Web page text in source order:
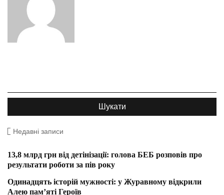
Недавні записи
13,8 млрд грн від детінізації: голова БЕБ розповів про
результати роботи за пів року
Одинадцять історій мужності: у Журавному відкрили
Алею пам’яті Героїв